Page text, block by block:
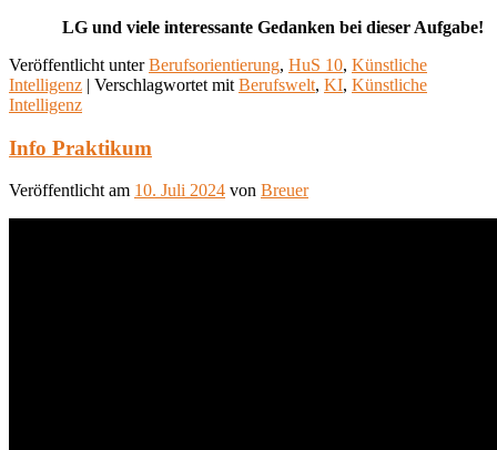
LG und viele interessante Gedanken bei dieser Aufgabe!
Veröffentlicht unter Berufsorientierung, HuS 10, Künstliche
Intelligenz | Verschlagwortet mit Berufswelt, KI, Künstliche
Intelligenz
Info Praktikum
Veröffentlicht am 10. Juli 2024 von Breuer